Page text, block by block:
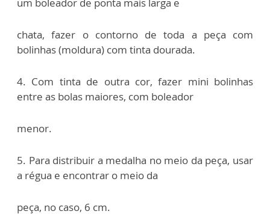
um boleador de ponta mais larga e
chata, fazer o contorno de toda a peça com
bolinhas (moldura) com tinta dourada.
4. Com tinta de outra cor, fazer mini bolinhas
entre as bolas maiores, com boleador
menor.
5. Para distribuir a medalha no meio da peça, usar
a régua e encontrar o meio da
peça, no caso, 6 cm.